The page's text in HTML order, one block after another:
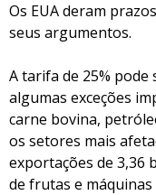
Os EUA deram
seus argumentos.
A tarifa de 25% pode
algumas exceções
carne bovina,
os setores mais
exportações de 3,36
de frutas e